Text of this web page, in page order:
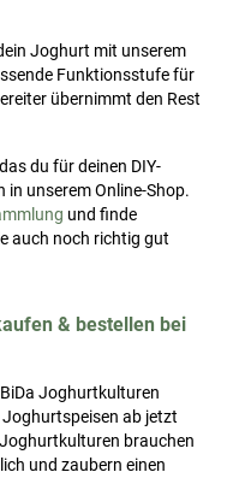
Joghurt mit unserem
Funktionsstufe für
übernimmt den Rest
du für deinen DIY-
unserem Online-Shop.
und finde
auch noch richtig gut
& bestellen bei
Joghurtkulturen
ab jetzt
brauchen
und zaubern einen